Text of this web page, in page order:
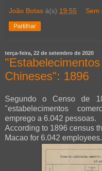
João Botas à(s) 19:55 Sem
Partilhar
terça-feira, 22 de setembro de 2020
Chineses": 1896
Segundo o Censo de
"estabelecimentos
emprego a 6.042 pessoas.
According to 1896 census
Macao for 6.042 employees.